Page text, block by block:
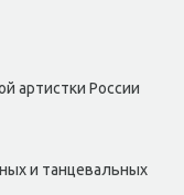
артистки России
и танцевальных